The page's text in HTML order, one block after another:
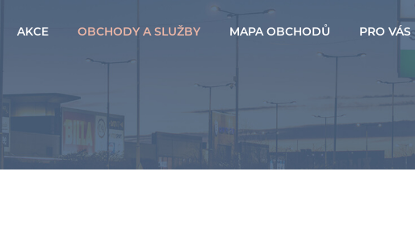
AKCE OBCHODY A SLUŽBY MAPA OBCHODŮ PRO VÁS
Dárkové poukazy